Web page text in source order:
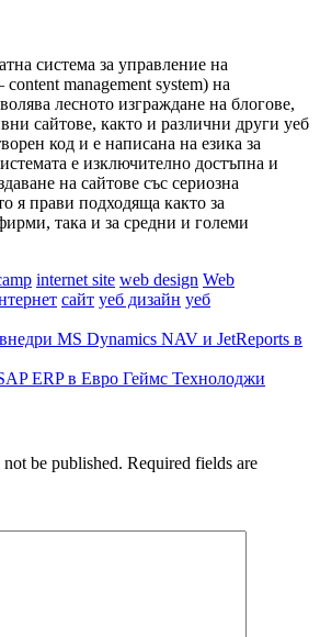
система за управление на
management system) на
лесното изграждане на блогове,
сайтове, както и различни други уеб
код и е написана на езика за
е изключително достъпна и
на сайтове със сериозна
я прави подходяща както за
така и за средни и големи
internet site web design Web
сайт уеб дизайн уеб
MS Dynamics NAV и JetReports в
ERP в Евро Геймс Технолоджи
be published. Required fields are